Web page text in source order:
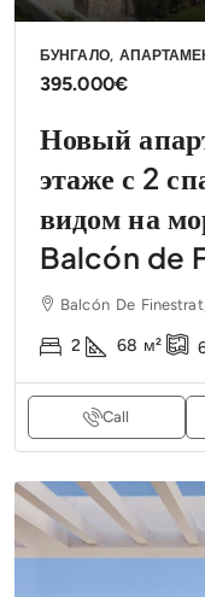
БУНГАЛО,
395.000€
Новый
этаже с 2
видом на
Balcón de
Balcón De
2 68 м²
Call